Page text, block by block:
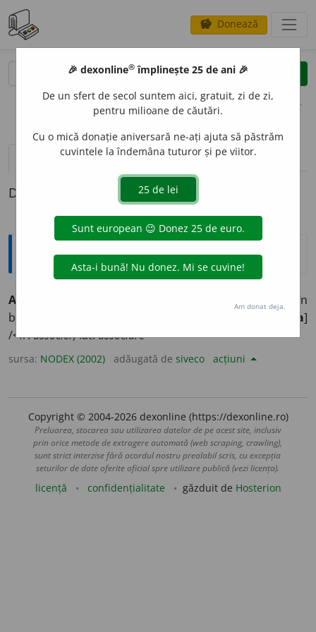
savings Donează
clear
opțiuni
definiții (1) pronunțievolume_up (22)
Definiția cu ID-ul 323904:
Explicative DEX
A ASOCI
) A uni în
baza unei asociații. 2) A face să se asocieze. [Sil.
-ci-a]
/<fr.associer,lat.associare
sursa: NODEX (2002) adăugată de siveco acțiuni
Copyright © 2004-2026 dexonline (https://dexonline.ro)
Preluarea, stocarea sau utilizarea datelor de pe acest site, inclusiv
prin orice metode de extragere automată (web scraping, crawling),
sunt strict interzise fără acordul nostru prealabil scris, cu excepția
seturilor de date oferite oficial spre utilizare publică (vezi licența).
licență confidențialitate găzduit de Hosterion
🎉 dexonline® împlinește 25 de ani 🎉
De un sfert de secol suntem aici, gratuit, zi de zi,
pentru milioane de căutări.
Cu o mică donație aniversară ne-ați ajuta să păstrăm
cuvintele la îndemâna tuturor și pe viitor.
Am donat deja.